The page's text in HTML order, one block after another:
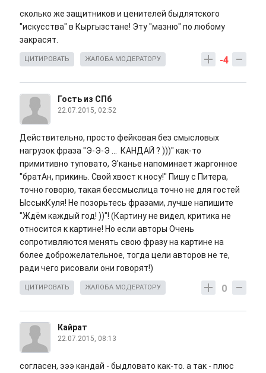
сколько же защитников и ценителей быдлятского
"искусства" в Кыргызстане! Эту "мазню" по любому
закрасят.
-4
ЦИТИРОВАТЬ ЖАЛОБА МОДЕРАТОРУ
Гость из СПб
22.07.2015, 02:52
Действительно, просто фейковая без смысловых
нагрузок фраза "Э-Э-Э ... КАНДАЙ ? )))" как-то
примитивно туповато, Э'канье напоминает жаргонное
"братАн, прикинь. Свой хвост к носу!" Пишу с Питера,
точно говорю, такая бессмыслица точно не для гостей
ЫссыкКуля! Не позорьтесь фразами, лучше напишите
"Ждём каждый год! ))"! (Картину не видел, критика не
относится к картине! Но если авторы Очень
сопротивляются менять свою фразу на картине на
более доброжелательное, тогда цели авторов не те,
ради чего рисовали они говорят!)
0
ЦИТИРОВАТЬ ЖАЛОБА МОДЕРАТОРУ
Кайрат
22.07.2015, 08:13
согласен, эээ кандай - быдловато как-то. а так - плюс